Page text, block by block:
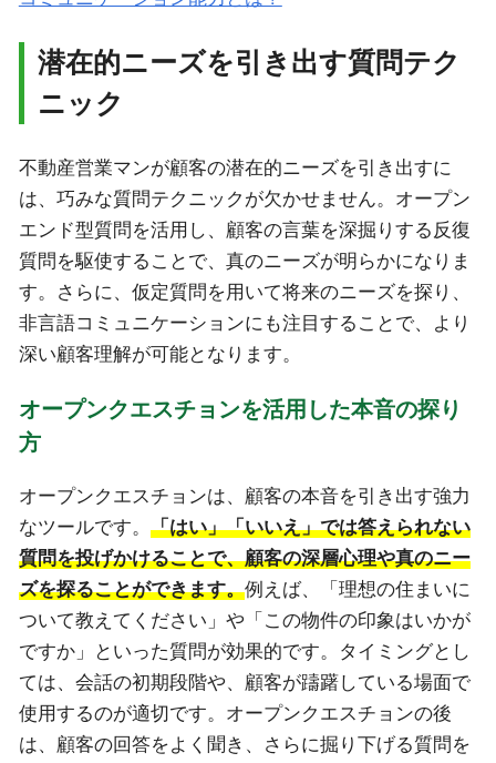
潜在的ニーズを引き出す質問テク
ニック
不動産営業マンが顧客の潜在的ニーズを引き出すに
は、巧みな質問テクニックが欠かせません。オープン
エンド型質問を活用し、顧客の言葉を深掘りする反復
質問を駆使することで、真のニーズが明らかになりま
す。さらに、仮定質問を用いて将来のニーズを探り、
非言語コミュニケーションにも注目することで、より
深い顧客理解が可能となります。
オープンクエスチョンを活用した本音の探り
方
オープンクエスチョンは、顧客の本音を引き出す強力
なツールです。 「はい」「いいえ」では答えられない
質問を投げかけることで、顧客の深層心理や真のニー
ズを探ることができます。例えば、「理想の住まいに
ついて教えてください」や「この物件の印象はいかが
ですか」といった質問が効果的です。タイミングとし
ては、会話の初期段階や、顧客が躊躇している場面で
使用するのが適切です。オープンクエスチョンの後
は、顧客の回答をよく聞き、さらに掘り下げる質問を